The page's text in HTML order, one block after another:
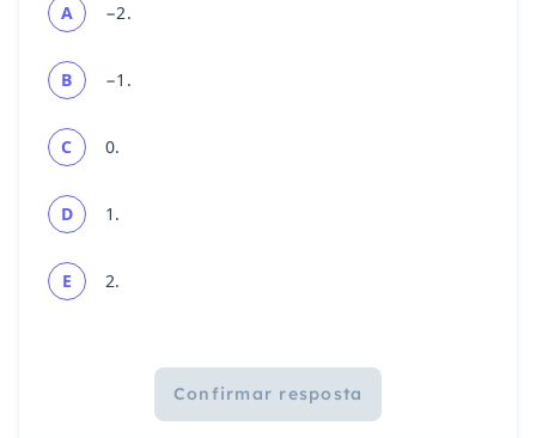
A −2.
B −1.
C 0.
D 1.
E 2.
Confirmar resposta